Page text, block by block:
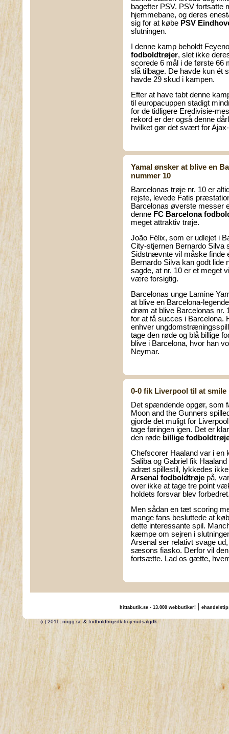
bagefter PSV. PSV fortsatte
hjemmebane, og deres
sig for at købe PSV
slutningen.
I denne kamp beholdt
fodboldtrøjer, slet ikke
scorede 6 mål i de første 66
slå tilbage. De havde kun ét
havde 29 skud i kampen.
Efter at have tabt denne
til europacuppen stadigt
for de tidligere Eredivisie-
rekord er der også denne
hvilket gør det svært for
Yamal ønsker at blive en
nummer 10
Barcelonas trøje nr. 10 er
rejste, levede Fatis
Barcelonas øverste messer
denne FC Barcelona
meget attraktiv trøje.
João Félix, som er udlejet i
City-stjernen Bernardo Silva
Sidstnævnte vil måske finde
Bernardo Silva kan godt lide
sagde, at nr. 10 er et meget
være forsigtig.
Barcelonas unge Lamine
at blive en Barcelona-
drøm at blive Barcelonas nr.
for at få succes i Barcelona.
enhver
tage den røde og blå billige
blive i Barcelona, hvor han
Neymar.
0-0 fik Liverpool til at smile
Det spændende opgør, som
Moon and the Gunners
gjorde det muligt for
tage føringen igen. Det er
den røde billige
Chefscorer Haaland var i en
Saliba og Gabriel fik
adræt spillestil, lykkedes
Arsenal fodboldtrøje på,
over ikke at tage tre point
holdets forsvar blev
Men sådan en tæt scoring
mange fans besluttede at
dette interessante spil.
kæmpe om sejren i
Arsenal ser relativt svage
sæsons fiasko. Derfor vil
fortsætte. Lad os gætte,
hittabutik.se - 13.000 webbutiker!|
(c) 2011, nogg.se & fodboldtrojedk trojerudsalgdk